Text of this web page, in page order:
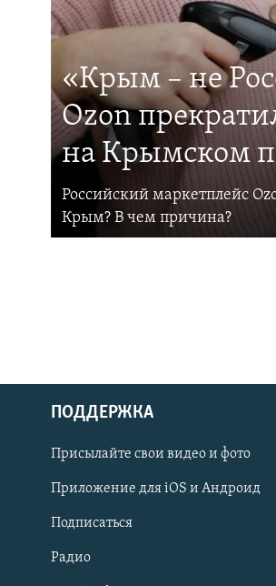
Українською
Qırımtatar
ПРИСОЕДИНЯЙТЕСЬ!
«Крым – не
Ozon
на Крымском
Российский маркетплейс
Крым? В чем причина?
ПОДДЕРЖКА
Присылайте свои видео и фото
Приложение для iOS и Андроид
Подписаться
Радио